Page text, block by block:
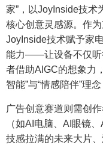
家”，以JoyInside技术
核心创意灵感源。作
JoyInside技术赋予家
能力——让设备不仅听
者借助AIGC的想象力
智能”与“情感陪伴”理
广告创意赛道则需创
（如AI电脑、AI眼镜
技感拉满的未来大片